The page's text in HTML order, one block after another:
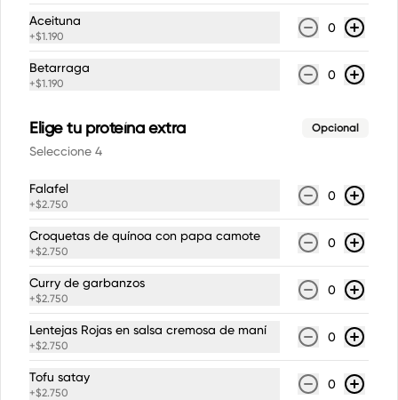
$4.490
Cheescake de frutilla
Torta helada de frambuesa
$4.490
Aceituna
+$1.190
0
Betarraga
+$1.190
0
Elige tu proteína extra Opcional
Seleccione 4
Falafel
+$2.750
0
Croquetas de quínoa con papa camote
+$2.750
0
Curry de garbanzos
+$2.750
0
Lentejas Rojas en salsa cremosa de maní
+$2.750
0
Tofu satay
+$2.750
0